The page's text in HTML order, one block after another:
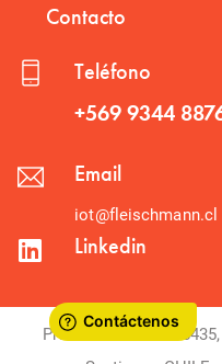
Contacto
Teléfono
+569 9344
Email
iot@fleischmann.cl
Linkedin
Presidente Riesco